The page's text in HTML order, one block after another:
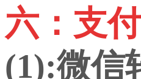
六：支
(1):微信